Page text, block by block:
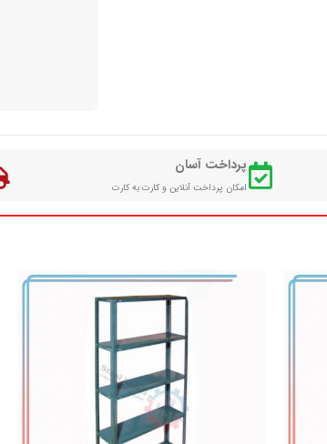
پرداخت آسان
امکان پرداخت آنلاین و کارت به کارت